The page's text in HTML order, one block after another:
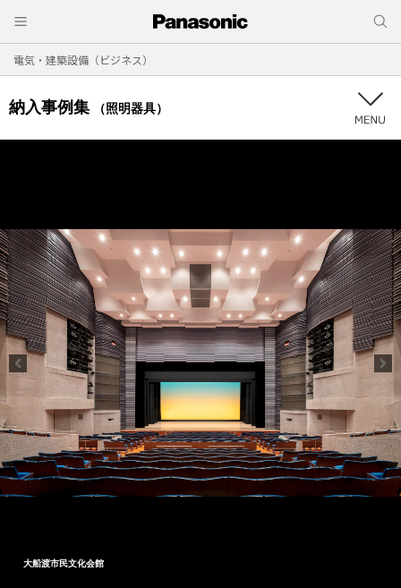
電気・建築設備（ビジネス）
納入事例集 （照明器具）
大船渡市民文化会館